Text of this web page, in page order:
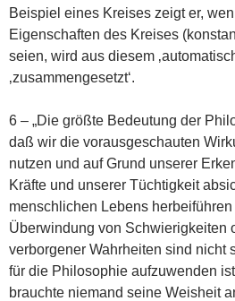
Beispiel eines Kreises zeigt er,
Eigenschaften des Kreises
seien, wird aus diesem
‚zusammengesetzt‘.
6 – „Die größte Bedeutung der
daß wir die vorausgeschauten
nutzen und auf Grund unserer
Kräfte und unserer Tüchtigkeit
menschlichen Lebens
Überwindung von Schwierigkeiten
verborgener Wahrheiten sind nicht
für die Philosophie aufzuwenden
brauchte niemand seine Weisheit